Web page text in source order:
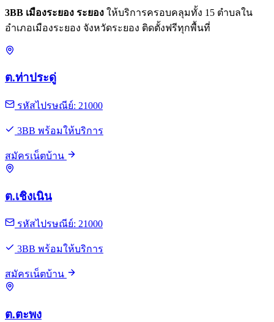
3BB เมืองระยอง ระยอง ให้บริการครอบคลุมทั้ง 15 ตำบลใน
อำเภอเมืองระยอง จังหวัดระยอง ติดตั้งฟรีทุกพื้นที่
ต.ท่าประดู่
รหัสไปรษณีย์: 21000
3BB พร้อมให้บริการ
สมัครเน็ตบ้าน
ต.เชิงเนิน
รหัสไปรษณีย์: 21000
3BB พร้อมให้บริการ
สมัครเน็ตบ้าน
ต.ตะพง